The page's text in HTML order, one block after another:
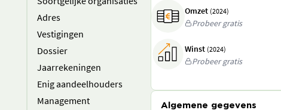
Adres
Vestigingen
Dossier
Jaarrekeningen
Enig aandeelhouders
Management
Omzet (2024)
Probeer gratis
Winst (2024)
Probeer gratis
Algemene gegevens